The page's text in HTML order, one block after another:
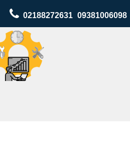
02188272631 09381006098